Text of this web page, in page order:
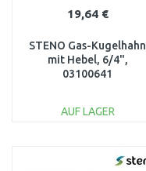
19,64 €
STENO Gas-Kugelhahn
mit Hebel, 6/4",
03100641
AUF LAGER